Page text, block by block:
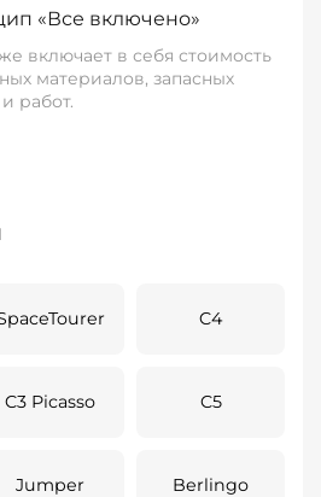
«Все включено»
включает в себя стоимость
материалов, запасных
работ.
C4
C3 Picasso C5
Jumper Berlingo